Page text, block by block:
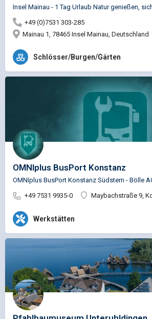
+49 (0)7531 303-285
Mainau 1, 78465 Insel Mainau, Deutschland
Schlösser/Burgen/Gärten
OMNIplus BusPort Konstanz
+49 7531 9935-0
Maybachstraße 9,
Werkstätten